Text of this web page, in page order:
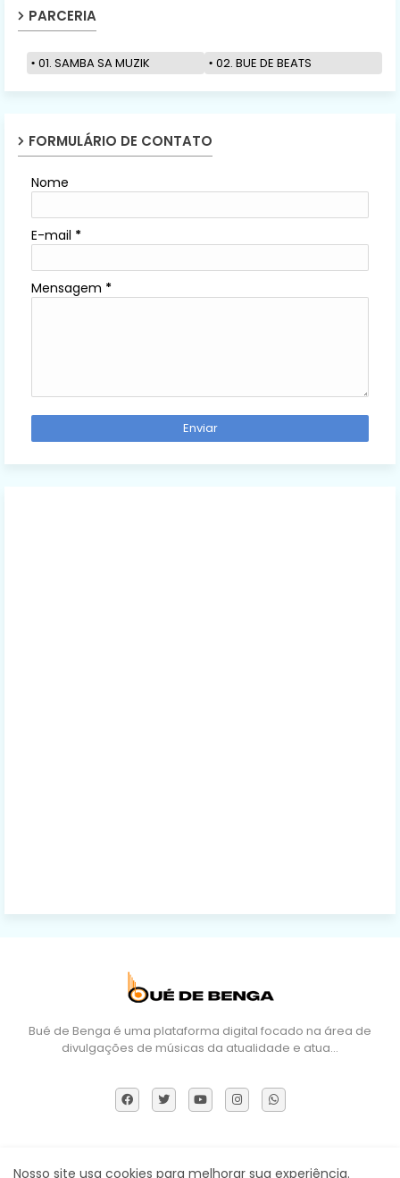
PARCERIA
01. SAMBA SA MUZIK 02. BUE DE BEATS
FORMULÁRIO DE CONTATO
Nome
E-mail *
Mensagem *
Bué de Benga é uma plataforma digital focado na área de
divulgações de músicas da atualidade e atua…
Sobre Nós DMCA Termos e Políticas Contactos
Nosso site usa cookies para melhorar sua experiência.